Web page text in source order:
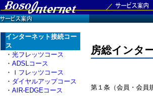
インターネット接続コー
ス
・ 光フレッツコース
・ ADSLコース
・
Ｉフレッツコース
・ ダイヤルアップコース
・ AIR-EDGEコース
房総インタ